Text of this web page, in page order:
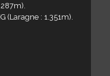
(Laragne : 1.351m).